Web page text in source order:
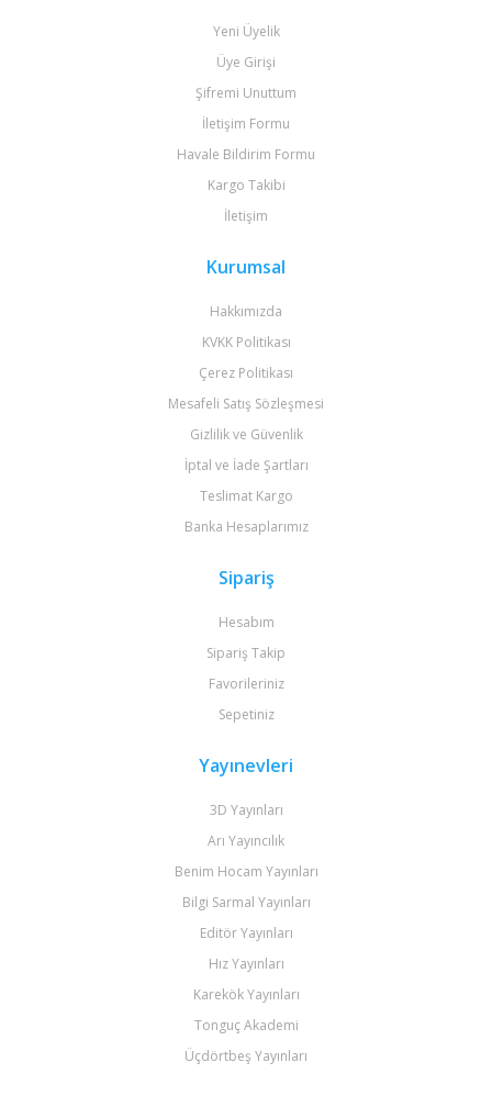
Yeni Üyelik
Üye Girişi
Şifremi Unuttum
İletişim Formu
Havale Bildirim Formu
Kargo Takibi
İletişim
Kurumsal
Hakkımızda
KVKK Politikası
Çerez Politikası
Mesafeli Satış Sözleşmesi
Gizlilik ve Güvenlik
İptal ve İade Şartları
Teslimat Kargo
Banka Hesaplarımız
Sipariş
Hesabım
Sipariş Takip
Favorileriniz
Sepetiniz
Yayınevleri
3D Yayınları
Arı Yayıncılık
Benim Hocam Yayınları
Bilgi Sarmal Yayınları
Editör Yayınları
Hız Yayınları
Karekök Yayınları
Tonguç Akademi
Üçdörtbeş Yayınları